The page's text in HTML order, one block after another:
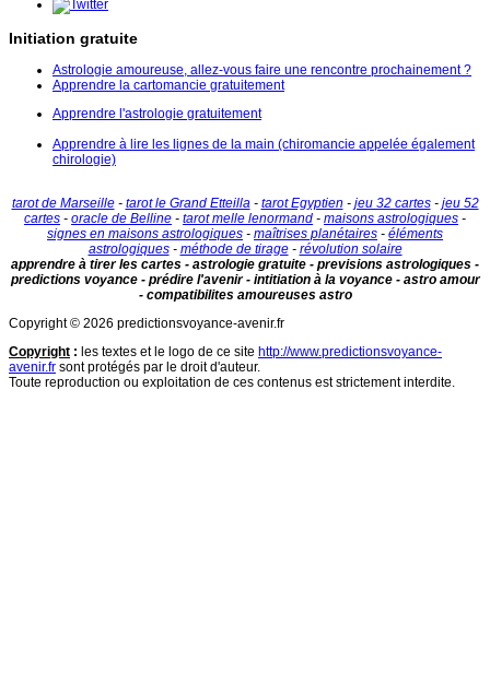
Initiation gratuite
Astrologie amoureuse, allez-vous faire une rencontre prochainement ?
Apprendre la cartomancie gratuitement
Apprendre l'astrologie gratuitement
Apprendre à lire les lignes de la main (chiromancie appelée également
chirologie)
tarot de Marseille- tarot le Grand Etteilla- tarot Egyptien - jeu 32 cartes- jeu 52
cartes - oracle de Belline - tarot melle lenormand - maisons astrologiques -
signes en maisons astrologiques - maîtrises planétaires - éléments
astrologiques- méthode de tirage- révolution solaire
apprendre à tirer les cartes - astrologie gratuite - previsions astrologiques -
predictions voyance - prédire l'avenir - intitiation à la voyance - astro amour
- compatibilites amoureuses astro
Copyright © 2026 predictionsvoyance-avenir.fr
Copyright : les textes et le logo de ce site http://www.predictionsvoyance-
avenir.fr sont protégés par le droit d'auteur.
Toute reproduction ou exploitation de ces contenus est strictement interdite.